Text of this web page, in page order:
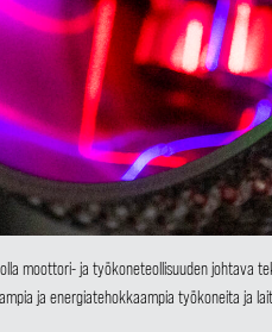
moottori- ja työkoneteollisuuden johtava
ja energiatehokkaampia työkoneita ja